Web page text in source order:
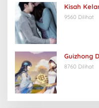
Kisah
9560 Dilihat
Guizhong
8760 Dilihat